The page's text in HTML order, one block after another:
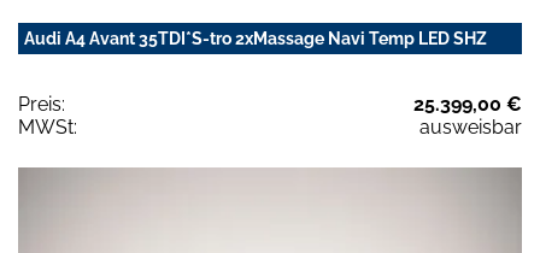
Audi A4 Avant 35TDI*S-tro 2xMassage Navi Temp LED SHZ
Preis:
25.399,00 €
MWSt:
ausweisbar